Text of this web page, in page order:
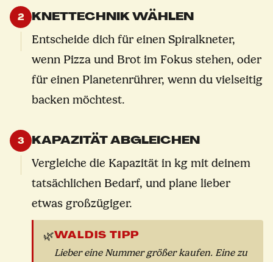
2 KNETTECHNIK WÄHLEN
Entscheide dich für einen Spiralkneter,
wenn Pizza und Brot im Fokus stehen, oder
für einen Planetenrührer, wenn du vielseitig
backen möchtest.
3 KAPAZITÄT ABGLEICHEN
Vergleiche die Kapazität in kg mit deinem
tatsächlichen Bedarf, und plane lieber
etwas großzügiger.
🌿WALDIS TIPP
Lieber eine Nummer größer kaufen. Eine zu